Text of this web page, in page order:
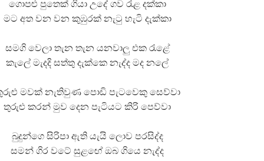
ගොපළු පුතෙක් ගියා උදේ ගව රැළ දක්කා
මට අත වන වන කුඹුරක් නැටු හැටි දැක්කා
සමගි වෙලා තැන තැන යනවාලු එක රැළේ
කැලේ මැදදි සත්තු දැක්කෙ නැද්ද මද නලේ
මවක් නැතිවුණ පොඩි පැටවෙකු සෙව්වා
තුරුළු කරන් මුව දෙන පැටියට කිරි පෙව්වා
බුදුන්ගෙ සිරිපා ඇති යැයි ලොව පරසිද්ද
සමන් ගිර වටේ සුළඟේ ඔබ ගියෙ නැද්ද